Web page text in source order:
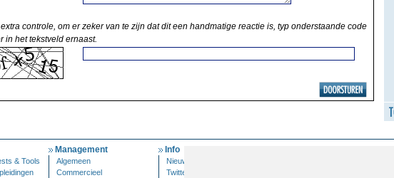
controle, om er zeker van te zijn dat dit een handmatige reactie is, typ onderstaande code
in het tekstveld ernaast.
& Tools
Management
Algemeen
Commercieel
Info
Nieuwsbrief
Twitter